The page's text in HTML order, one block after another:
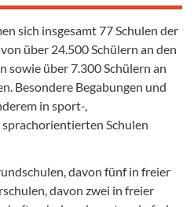
sich insgesamt 77 Schulen der
über 24.500 Schülern an den
sowie über 7.300 Schülern an
Besondere Begabungen und
in sport-,
Schulen
davon fünf in freier
davon zwei in freier